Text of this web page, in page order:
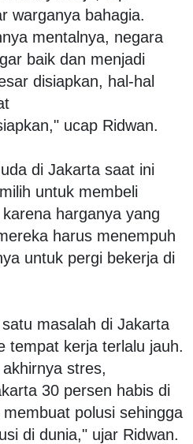
warganya bahagia.
mentalnya, negara
baik dan menjadi
disiapkan, hal-hal
ucap Ridwan.
di Jakarta saat ini
untuk membeli
harganya yang
harus menempuh
untuk pergi bekerja di
masalah di Jakarta
tempat kerja terlalu jauh.
stres,
30 persen habis di
polusi sehingga
di dunia," ujar Ridwan.